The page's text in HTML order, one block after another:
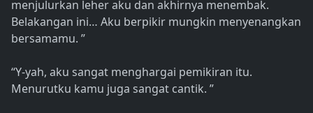
menjulurkan leher aku dan akhirnya menembak.
Belakangan ini… Aku berpikir mungkin menyenangkan
bersamamu. ”
“Y-yah, aku sangat menghargai pemikiran itu.
Menurutku kamu juga sangat cantik. ”